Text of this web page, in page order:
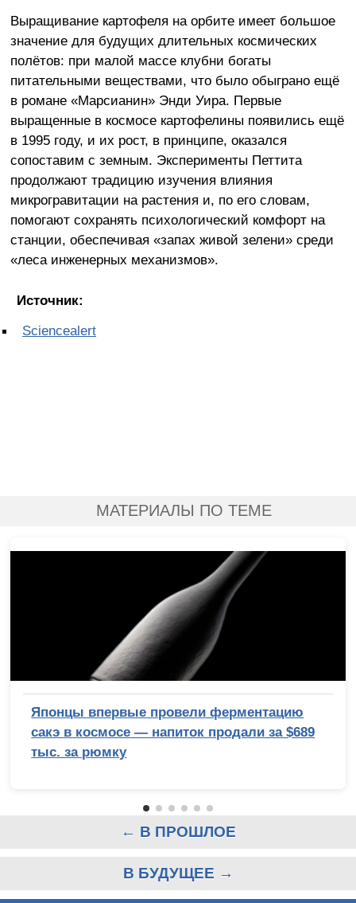
Выращивание картофеля на орбите имеет большое
значение для будущих длительных космических
полётов: при малой массе клубни богаты
питательными веществами, что было обыграно ещё
в романе «Марсианин» Энди Уира. Первые
выращенные в космосе картофелины появились ещё
в 1995 году, и их рост, в принципе, оказался
сопоставим с земным. Эксперименты Петтита
продолжают традицию изучения влияния
микрогравитации на растения и, по его словам,
помогают сохранять психологический комфорт на
станции, обеспечивая «запах живой зелени» среди
«леса инженерных механизмов».
Источник:
Sciencealert
МАТЕРИАЛЫ ПО ТЕМЕ
Японцы впервые провели ферментацию
сакэ в космосе — напиток продали за $689
тыс. за рюмку
← В ПРОШЛОЕ
В БУДУЩЕЕ →